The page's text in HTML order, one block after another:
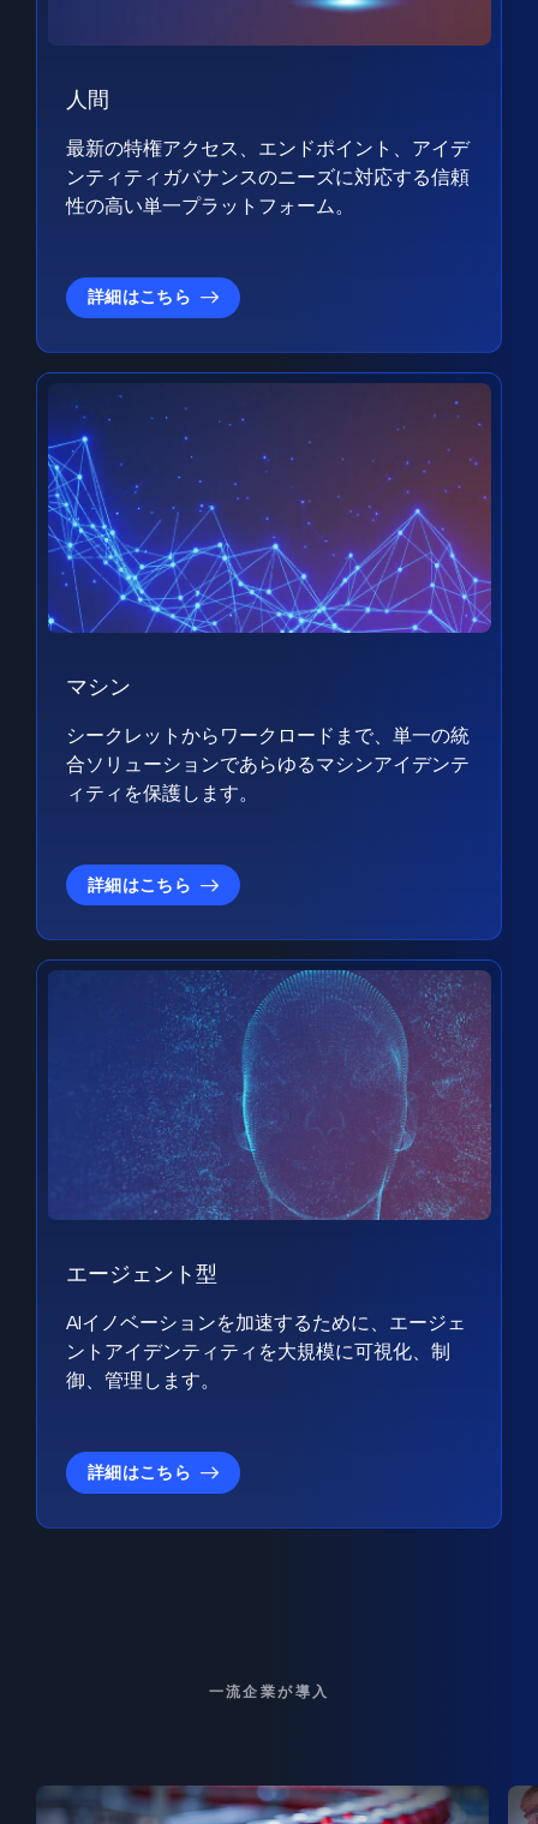
人間
最新の特権アクセス、エンドポイント、アイデ
ンティティガバナンスのニーズに対応する信頼
性の高い単一プラットフォーム。
詳細はこちら
マシン
シークレットからワークロードまで、単一の統
合ソリューションであらゆるマシンアイデンテ
ィティを保護します。
詳細はこちら
エージェント型
AIイノベーションを加速するために、エージェ
ントアイデンティティを大規模に可視化、制
御、管理します。
詳細はこちら
一流企業が導入